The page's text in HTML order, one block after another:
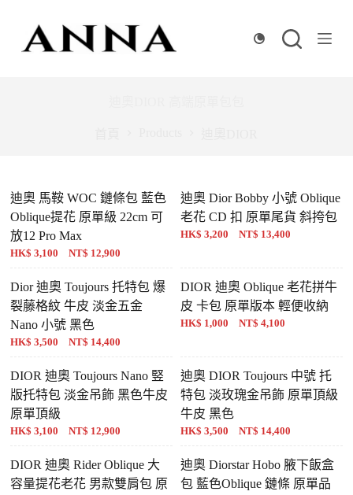
主
迪奧 馬鞍 WOC 鏈條包 藍色
Oblique提花 原單級 22cm 可
放12 Pro Max
HK$ 3,100 NT$ 12,900
迪奧 Dior Bobby 小號 Oblique
老花 CD 扣 原單尾貨 斜挎包
HK$ 3,200 NT$ 13,400
Dior 迪奧 Toujours 托特包 爆
裂藤格紋 牛皮 淡金五金
Nano 小號 黑色
HK$ 3,500 NT$ 14,400
DIOR 迪奧 Oblique 老花拼牛
皮 卡包 原單版本 輕便收納
HK$ 1,000 NT$ 4,100
DIOR 迪奧 Toujours Nano 竪
版托特包 淡金吊飾 黑色牛皮
原單頂級
HK$ 3,100 NT$ 12,900
迪奧 DIOR Toujours 中號 托
特包 淡玫瑰金吊飾 原單頂級
牛皮 黑色
HK$ 3,500 NT$ 14,400
DIOR 迪奧 Rider Oblique 大
容量提花老花 男款雙肩包 原
迪奧 Diorstar Hobo 腋下飯盒
包 藍色Oblique 鏈條 原單品